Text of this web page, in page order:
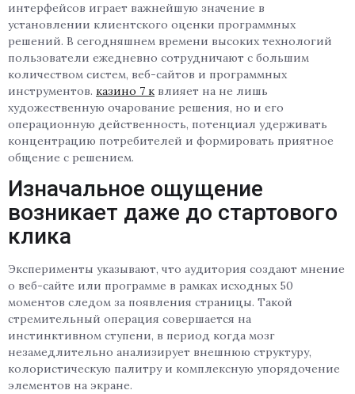
интерфейсов играет важнейшую значение в
установлении клиентского оценки программных
решений. В сегодняшнем времени высоких технологий
пользователи ежедневно сотрудничают с большим
количеством систем, веб-сайтов и программных
инструментов. казино 7 к влияет на не лишь
художественную очарование решения, но и его
операционную действенность, потенциал удерживать
концентрацию потребителей и формировать приятное
общение с решением.
Изначальное ощущение
возникает даже до стартового
клика
Эксперименты указывают, что аудитория создают мнение
о веб-сайте или программе в рамках исходных 50
моментов следом за появления страницы. Такой
стремительный операция совершается на
инстинктивном ступени, в период когда мозг
незамедлительно анализирует внешнюю структуру,
колористическую палитру и комплексную упорядочение
элементов на экране.